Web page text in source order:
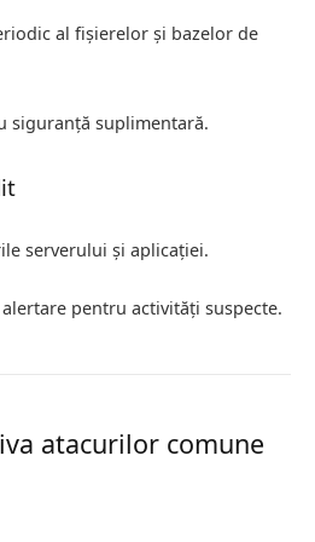
al fișierelor și bazelor de
siguranță suplimentară.
serverului și aplicației.
pentru activități suspecte.
atacurilor comune